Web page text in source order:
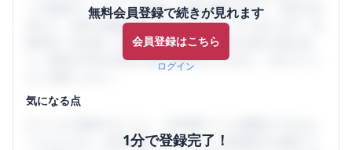
無料会員登録で続きが見れます
会員登録はこちら
ログイン
ミの投稿サイトです。給与面・女性の働きやすさ・会社の評
判など、女性の転職は気にすべき点がたくさんあります。先
輩社員（元社員）の口コミを通して、本当の会社の姿を知
り、将来の不安や現在の悩みを解消するために、ぜひサイト
気になる点
1分で登録完了！
うになります。SHEHUB(シーハブ)は、女性限定の企業口コ